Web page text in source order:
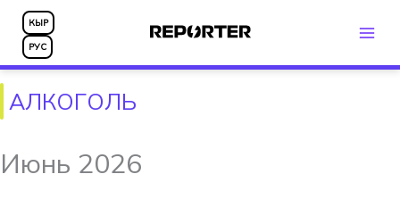
Перейти
содержимому
КЫР
РУС
АЛКОГОЛЬ
Июнь 2026